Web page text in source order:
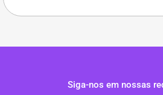
Siga-nos em nossas